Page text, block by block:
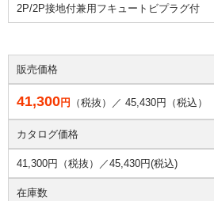
2P/2P接地付兼用フキュートビプラグ付
販売価格
41,300円 （税抜）／ 45,430円（税込）
カタログ価格
41,300円（税抜）／45,430円(税込)
在庫数